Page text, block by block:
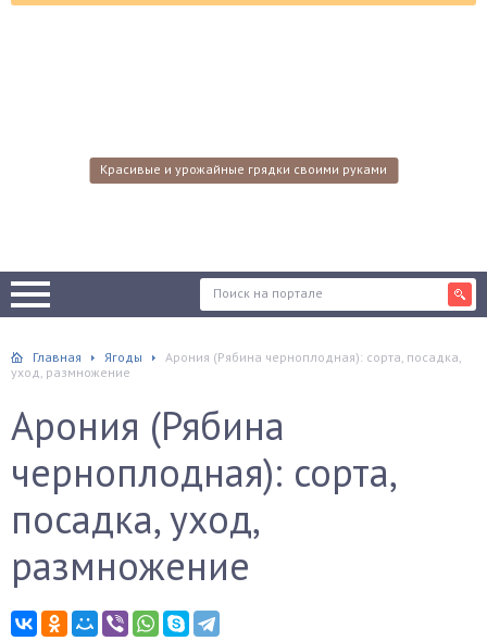
Красивые и урожайные грядки своими руками
Главная Ягоды
Арония (Рябина черноплодная): сорта, посадка,
уход, размножение
Арония (Рябина
черноплодная): сорта,
посадка, уход,
размножение